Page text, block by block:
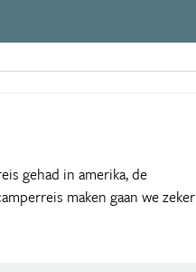
gehad in amerika, de
maken gaan we zeker